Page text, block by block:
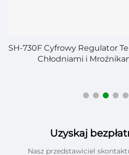
SH-730F Cyfrowy Regulator
Chłodniami i
Uzyskaj
Nasz przedstawiciel